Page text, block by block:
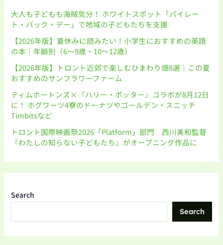
大人も子どもも海賊気分！ ホワイトスポット「パイレー
ト・パック・デー」で地域の子どもたちを支援
【2026年版】夏休みに読みたい！小学生におすすめの英語
の本｜年齢別（6〜9歳・10〜12歳）
【2026年版】トロント近郊で楽しむひまわり畑8選｜この夏
おすすめのサンフラワーファーム
ティムホートンズ×『ハリー・ポッター』コラボが8月12日
に！ ホグワーツ4寮のドーナツやゴールデン・スニッチ
Timbitsなど
トロント国際映画祭2026「Platform」部門 西川美和監督
『わたしの知らない子どもたち』がオープニング作品に
Search
Search